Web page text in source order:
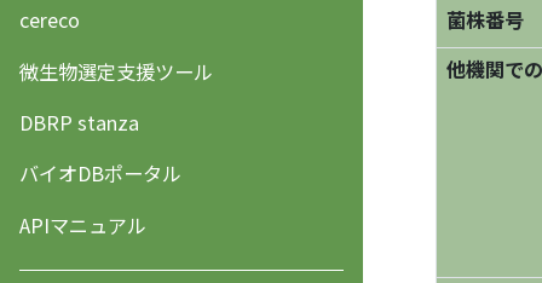
cereco
微生物選定支援ツール
DBRP stanza
バイオDBポータル
APIマニュアル
菌株番号
他機関で